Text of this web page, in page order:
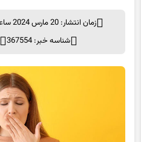
شناسه خبر: 367554